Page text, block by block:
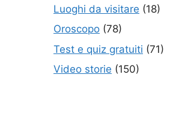
Luoghi da visitare (18)
Oroscopo (78)
Test e quiz gratuiti (71)
Video storie (150)